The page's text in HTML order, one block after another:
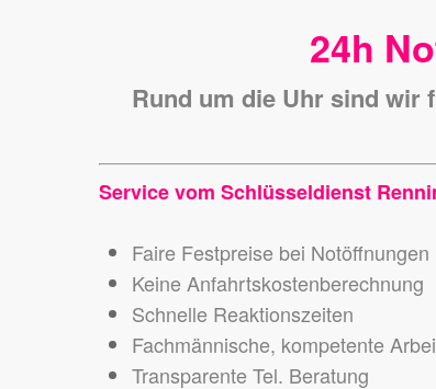
24h
Rund um die Uhr sind wir
Service vom Schlüsseldienst
Faire Festpreise bei Notöffnungen
Keine Anfahrtskostenberechnung
Schnelle Reaktionszeiten
Fachmännische, kompetente
Transparente Tel. Beratung